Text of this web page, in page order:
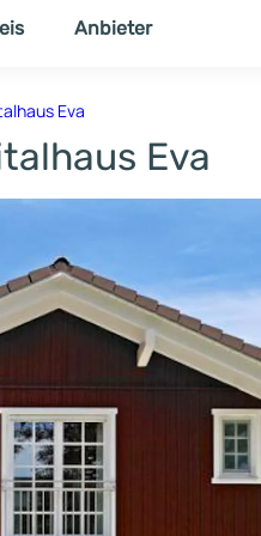
THEMENWELT
Eva
Eva
Anbieter